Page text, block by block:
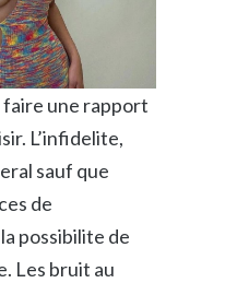
faire une rapport
L’infidelite,
sauf que
de
possibilite de
Les bruit au